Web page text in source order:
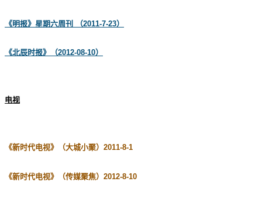
《明报》星期六周刊 （2011-7-23）
《北辰时报》（2012-08-10）
电视
《新时代电视》（大城小聚）2011-8-1
《新时代电视》（传媒聚焦）2012-8-10